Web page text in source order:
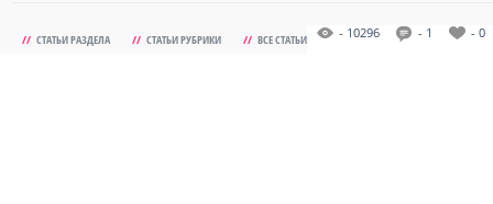
// СТАТЬИ РАЗДЕЛА // СТАТЬИ РУБРИКИ // ВСЕ СТАТЬИ - 10296 - 1 - 0